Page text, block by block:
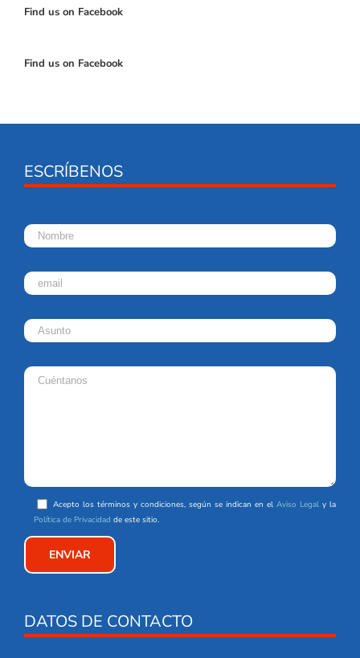
Find us on Facebook
Find us on Facebook
ESCRÍBENOS
Acepto los términos y condiciones, según se indican en el Aviso Legal y la
Política de Privacidad de este sitio.
DATOS DE CONTACTO